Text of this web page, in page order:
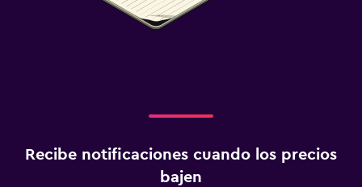
Recibe notificaciones cuando los precios
bajen